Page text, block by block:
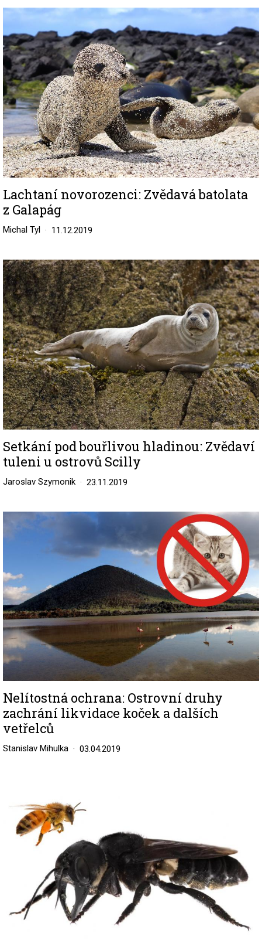
Lachtaní novorozenci: Zvědavá batolata
z Galapág
Michal Tyl 11.12.2019
Image
Setkání pod bouřlivou hladinou: Zvědaví
tuleni u ostrovů Scilly
Jaroslav Szymonik 23.11.2019
Image
Nelítostná ochrana: Ostrovní druhy
zachrání likvidace koček a dalších
vetřelců
Stanislav Mihulka 03.04.2019